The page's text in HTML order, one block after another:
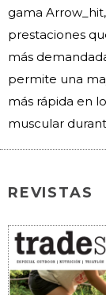
gama
prestaciones
más
permite una
más rápida en
muscular
REVISTAS